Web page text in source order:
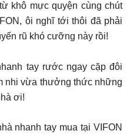
khô mực quyện cùng chút
ôi nghĩ tới thôi đã phải
rũ khó cưỡng này rồi!
tay rước ngay cặp đôi
nhi vừa thưởng thức những
ơi!
nhanh tay mua tại VIFON